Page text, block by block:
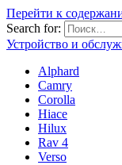
Перейти к
Search for:
Устройство и
Alphard
Camry
Corolla
Hiace
Hilux
Rav 4
Verso